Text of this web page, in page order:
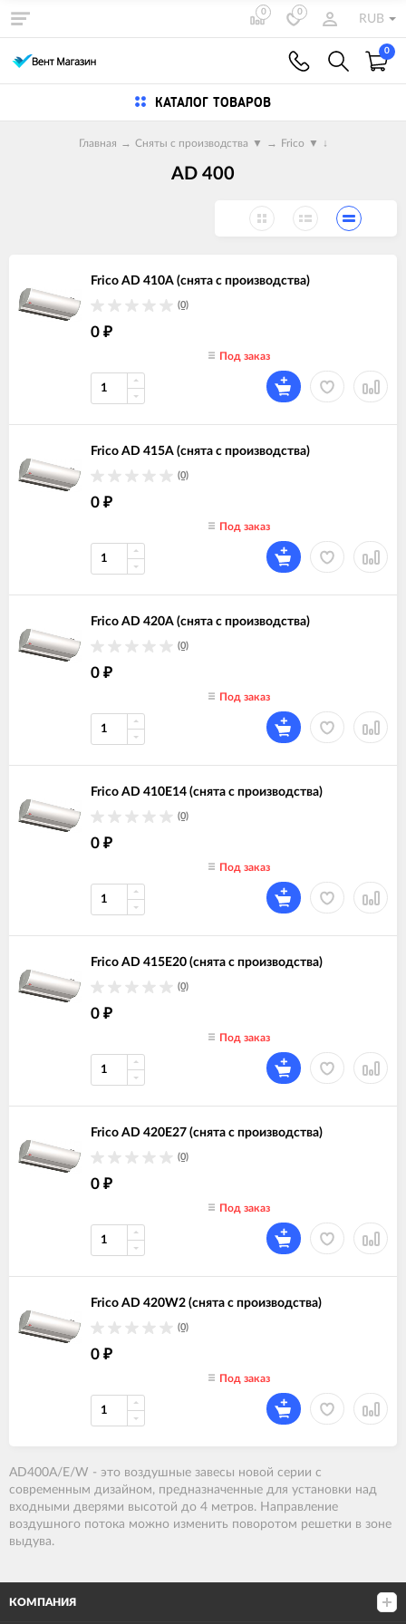
0 0
RUB
0
КАТАЛОГ ТОВАРОВ
Главная → Сняты с производства ▼ → Frico ▼ ↓
AD 400
Frico AD 410A (снята с производства)
(0)
0 ₽
Под заказ
Frico AD 415A (снята с производства)
(0)
0 ₽
Под заказ
Frico AD 420A (снята с производства)
(0)
0 ₽
Под заказ
Frico AD 410E14 (снята с производства)
(0)
0 ₽
Под заказ
Frico AD 415E20 (снята с производства)
(0)
0 ₽
Под заказ
Frico AD 420E27 (снята с производства)
(0)
0 ₽
Под заказ
Frico AD 420W2 (снята с производства)
(0)
0 ₽
Под заказ
AD400A/E/W - это воздушные завесы новой серии с
современным дизайном, предназначенные для установки над
входными дверями высотой до 4 метров. Направление
воздушного потока можно изменить поворотом решетки в зоне
выдува.
КОМПАНИЯ